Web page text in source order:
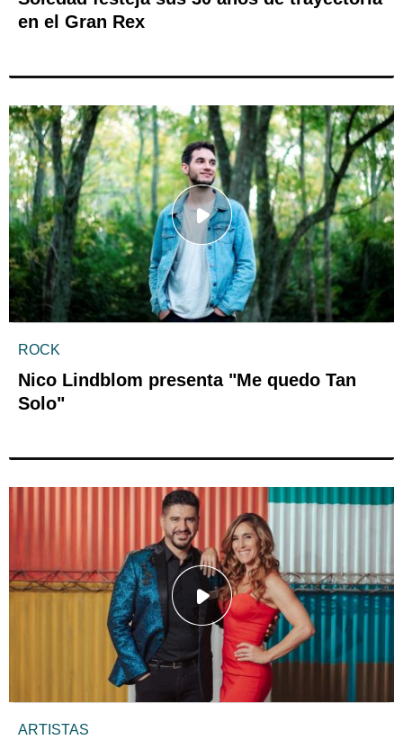
en el Gran Rex
ROCK
Nico Lindblom presenta "Me quedo Tan
Solo"
ARTISTAS